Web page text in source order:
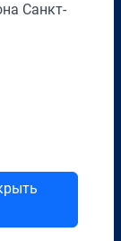
Санкт-